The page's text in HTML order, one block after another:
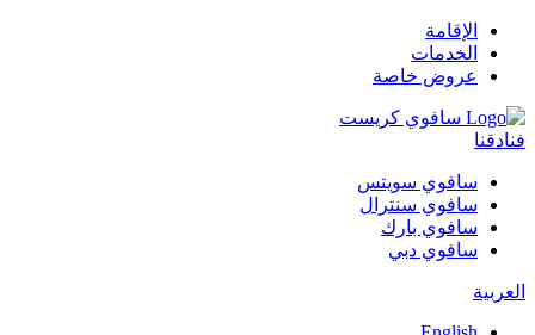
الإقامة
الخدمات
عروض خاصة
فنادقنا
سافوي سويتس
سافوي سنترال
سافوي بارك
سافوي دبي
العربية